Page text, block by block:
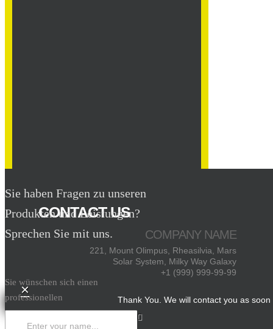
CONTACT US
COMPANY NAME
221, Mount Olimpus, Rheasilvia, Mars
Solar System, Milky Way Galaxy
+1 (999) 999-99-99
×
Thank You. We will contact you as
Sie haben Fragen zu unseren
Produkten und Leistungen?
Sprechen Sie mit uns.
Sie wünschen sich einen
professionellen